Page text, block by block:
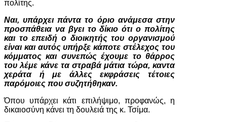
πολίτης.
Ναι, υπάρχει πάντα το όριο ανάμεσα στην
προσπάθεια να βγει το δίκιο ότι ο πολίτης
και το επειδή ο διοικητής του οργανισμού
είναι και αυτός υπήρξε κάποτε στέλεχος του
κόμματος και συνεπώς έχουμε το θάρρος
του λέμε κάνε τα στραβά μάτια τώρα, καντα
χεράτα ή με άλλες εκφράσεις τέτοιες
παρόμοιες που συζητήθηκαν.
Όπου υπάρχει κάτι επιλήψιμο, προφανώς, η
δικαιοσύνη κάνει τη δουλειά της κ. Τσίμα.